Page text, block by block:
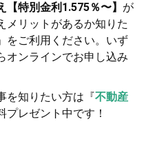
特別金利1.575％〜】 が
メリットがあるか知りた
」をご利用ください。いず
オンラインでお申し込み
を知りたい方は『不動産
プレゼント中です！